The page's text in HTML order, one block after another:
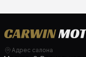
Адрес салона